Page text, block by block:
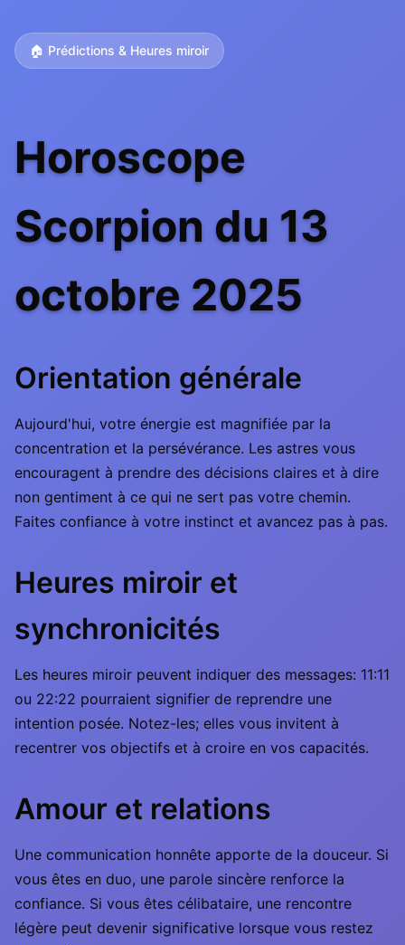
🏠 Prédictions & Heures miroir
Horoscope
Scorpion du 13
octobre 2025
Orientation générale
Aujourd'hui, votre énergie est magnifiée par la
concentration et la persévérance. Les astres vous
encouragent à prendre des décisions claires et à dire
non gentiment à ce qui ne sert pas votre chemin.
Faites confiance à votre instinct et avancez pas à pas.
Heures miroir et
synchronicités
Les heures miroir peuvent indiquer des messages: 11:11
ou 22:22 pourraient signifier de reprendre une
intention posée. Notez-les; elles vous invitent à
recentrer vos objectifs et à croire en vos capacités.
Amour et relations
Une communication honnête apporte de la douceur. Si
vous êtes en duo, une parole sincère renforce la
confiance. Si vous êtes célibataire, une rencontre
légère peut devenir significative lorsque vous restez